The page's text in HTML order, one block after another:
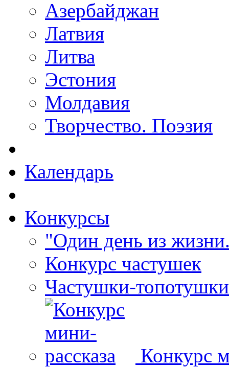
Азербайджан
Латвия
Литва
Эстония
Молдавия
Творчество. Поэзия
Календарь
Конкурсы
"Один день из
Конкурс частушек
Частушки-топотушки
Конкурс